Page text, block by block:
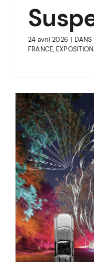
24 avril 2026 |
FRANCE,